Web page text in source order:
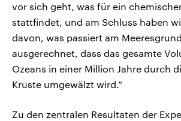
vor sich geht, was für ein
stattfindet, und am Schluss haben
davon, was passiert am
ausgerechnet, dass das gesamte
Ozeans in einer Million Jahre durch
Kruste umgewälzt wird.“
Zu den zentralen Resultaten der